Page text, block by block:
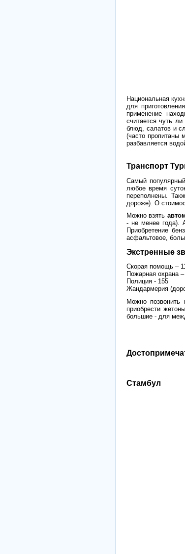
Национальная
для
применение
считается чуть
блюд, салатов и
(часто пропитаны
разбавляется
Транспорт
Самый
любое время
переполнены.
дороже). О
Можно взять
- не менее года).
Приобретение
асфальтовое,
Экстренные
Скорая помощь –
Пожарная охрана –
Полиция - 155
Жандармерия
Можно позвонить
приобрести
большие - для
Стамбул